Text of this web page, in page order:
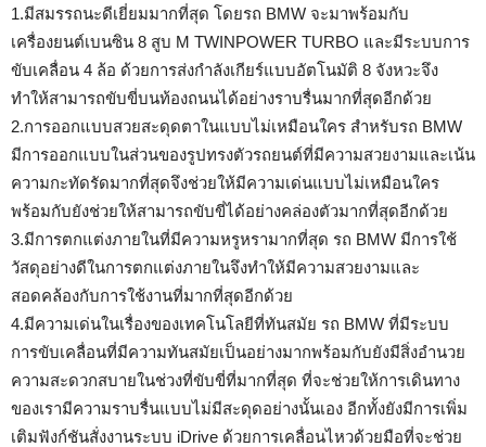
1.มีสมรรถนะดีเยี่ยมมากที่สุด โดยรถ BMW จะมาพร้อมกับ
เครื่องยนต์เบนซิน 8 สูบ M TWINPOWER TURBO และมีระบบการ
ขับเคลื่อน 4 ล้อ ด้วยการส่งกำลังเกียร์แบบอัตโนมัติ 8 จังหวะจึง
ทำให้สามารถขับขี่บนท้องถนนได้อย่างราบรื่นมากที่สุดอีกด้วย
2.การออกแบบสวยสะดุดตาในแบบไม่เหมือนใคร สำหรับรถ BMW
มีการออกแบบในส่วนของรูปทรงตัวรถยนต์ที่มีความสวยงามและเน้น
ความกะทัดรัดมากที่สุดจึงช่วยให้มีความเด่นแบบไม่เหมือนใคร
พร้อมกับยังช่วยให้สามารถขับขี่ได้อย่างคล่องตัวมากที่สุดอีกด้วย
3.มีการตกแต่งภายในที่มีความหรูหรามากที่สุด รถ BMW มีการใช้
วัสดุอย่างดีในการตกแต่งภายในจึงทำให้มีความสวยงามและ
สอดคล้องกับการใช้งานที่มากที่สุดอีกด้วย
4.มีความเด่นในเรื่องของเทคโนโลยีที่ทันสมัย รถ BMW ที่มีระบบ
การขับเคลื่อนที่มีความทันสมัยเป็นอย่างมากพร้อมกับยังมีสิ่งอำนวย
ความสะดวกสบายในช่วงที่ขับขี่ที่มากที่สุด ที่จะช่วยให้การเดินทาง
ของเรามีความราบรื่นแบบไม่มีสะดุดอย่างนั้นเอง อีกทั้งยังมีการเพิ่ม
เติมฟังก์ชันสั่งงานระบบ iDrive ด้วยการเคลื่อนไหวด้วยมือที่จะช่วย